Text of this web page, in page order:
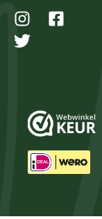
n
s
t
a
m
a
k
-
s
q
w
i
t